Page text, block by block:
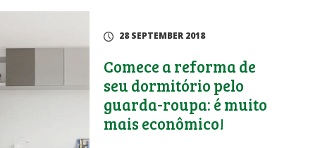
28 SEPTEMBER 2018
Comece a reforma de
seu dormitório pelo
guarda-roupa: é muito
mais econômico!